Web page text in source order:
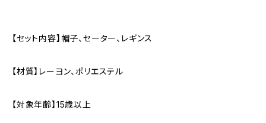
【セット内容】帽子、セーター、レギンス
【材質】レーヨン、ポリエステル
【対象年齢】15歳以上